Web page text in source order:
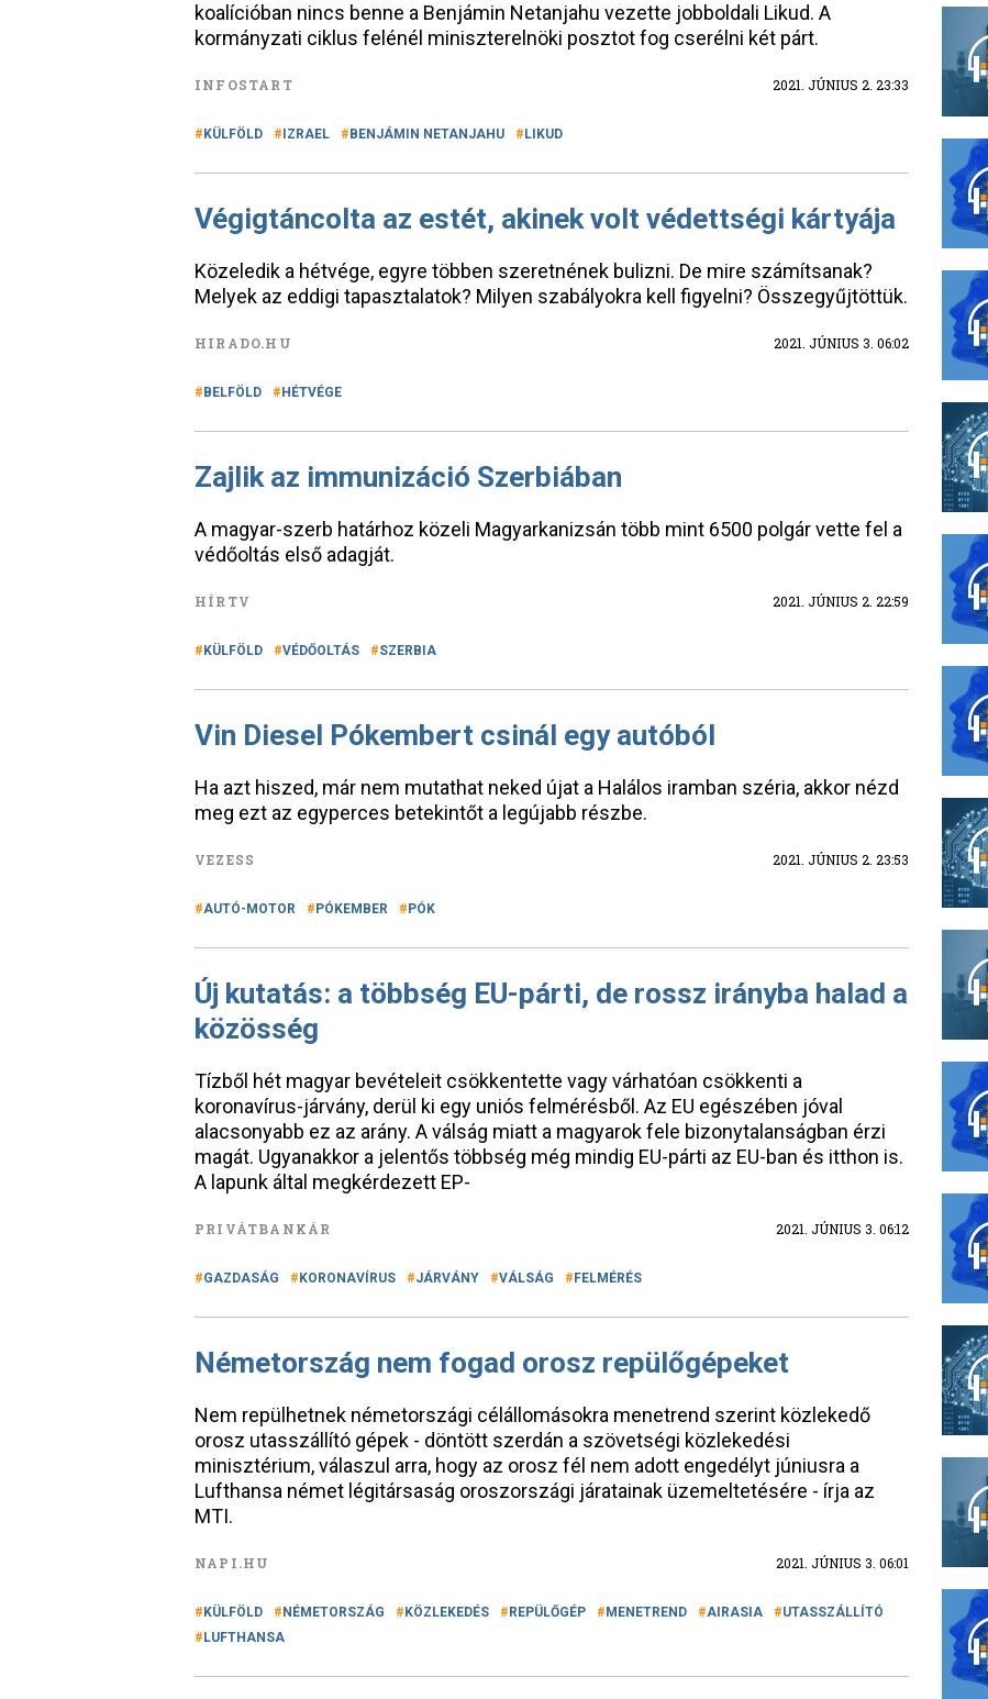
koalícióban nincs benne a Benjámin Netanjahu vezette jobboldali Likud. A
kormányzati ciklus felénél miniszterelnöki posztot fog cserélni két párt.
INFOSTART 2021. JÚNIUS 2. 23:33
KÜLFÖLD IZRAEL BENJÁMIN NETANJAHU LIKUD
Végigtáncolta az estét, akinek volt védettségi kártyája
Közeledik a hétvége, egyre többen szeretnének bulizni. De mire számítsanak?
Melyek az eddigi tapasztalatok? Milyen szabályokra kell figyelni? Összegyűjtöttük.
HIRADO.HU 2021. JÚNIUS 3. 06:02
BELFÖLD HÉTVÉGE
Zajlik az immunizáció Szerbiában
A magyar-szerb határhoz közeli Magyarkanizsán több mint 6500 polgár vette fel a
védőoltás első adagját.
HÍRTV 2021. JÚNIUS 2. 22:59
KÜLFÖLD VÉDŐOLTÁS SZERBIA
Vin Diesel Pókembert csinál egy autóból
Ha azt hiszed, már nem mutathat neked újat a Halálos iramban széria, akkor nézd
meg ezt az egyperces betekintőt a legújabb részbe.
VEZESS 2021. JÚNIUS 2. 23:53
AUTÓ-MOTOR PÓKEMBER PÓK
Új kutatás: a többség EU-párti, de rossz irányba halad a
közösség
Tízből hét magyar bevételeit csökkentette vagy várhatóan csökkenti a
koronavírus-járvány, derül ki egy uniós felmérésből. Az EU egészében jóval
alacsonyabb ez az arány. A válság miatt a magyarok fele bizonytalanságban érzi
magát. Ugyanakkor a jelentős többség még mindig EU-párti az EU-ban és itthon is.
A lapunk által megkérdezett EP-
PRIVÁTBANKÁR 2021. JÚNIUS 3. 06:12
GAZDASÁG KORONAVÍRUS JÁRVÁNY VÁLSÁG FELMÉRÉS
Németország nem fogad orosz repülőgépeket
Nem repülhetnek németországi célállomásokra menetrend szerint közlekedő
orosz utasszállító gépek - döntött szerdán a szövetségi közlekedési
minisztérium, válaszul arra, hogy az orosz fél nem adott engedélyt júniusra a
Lufthansa német légitársaság oroszországi járatainak üzemeltetésére - írja az
MTI.
NAPI.HU 2021. JÚNIUS 3. 06:01
KÜLFÖLD NÉMETORSZÁG KÖZLEKEDÉS REPÜLŐGÉP MENETREND AIRASIA
UTASSZÁLLÍTÓ
LUFTHANSA